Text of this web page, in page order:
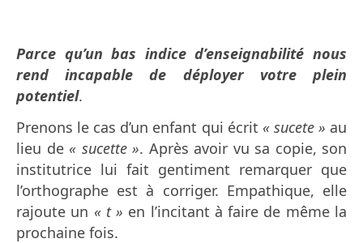
Parce qu’un bas indice d’enseignabilité nous
rend incapable de déployer votre plein
potentiel.
Prenons le cas d’un enfant qui écrit « sucete » au
lieu de « sucette ». Après avoir vu sa copie, son
institutrice lui fait gentiment remarquer que
l’orthographe est à corriger. Empathique, elle
rajoute un « t » en l’incitant à faire de même la
prochaine fois.